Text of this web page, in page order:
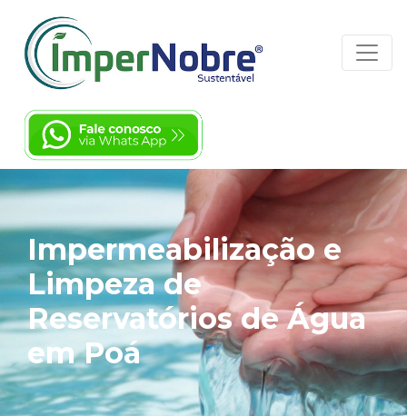
Impermeabilização e
Limpeza de
Reservatórios de Água
em Poá